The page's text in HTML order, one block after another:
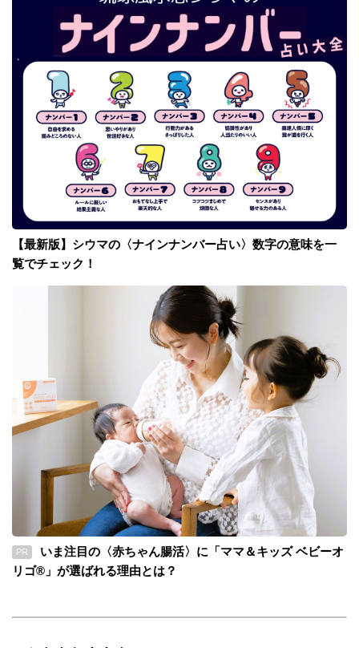
【最新版】シウマの〈ナインナンバー占い〉数字の意味を一
覧でチェック！
PR
いま注目の〈赤ちゃん腸活〉に「ママ＆キッズ ベビーオ
リゴ®」が選ばれる理由とは？